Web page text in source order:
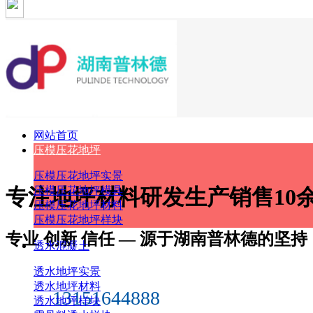
专注地坪材料研发生产销售10
专业 创新 信任 — 源于湖南普林德的坚持
13151644888
网站首页
压模压花地坪
压模压花地坪实景
压模压花地坪模具
压模压花地坪材料
压模压花地坪样块
透水混凝土
透水地坪实景
透水地坪材料
透水地坪样块